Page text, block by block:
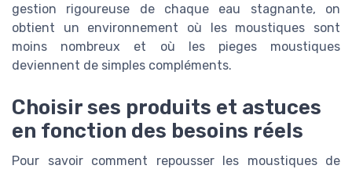
gestion rigoureuse de chaque eau stagnante, on
obtient un environnement où les moustiques sont
moins nombreux et où les pieges moustiques
deviennent de simples compléments.
Choisir ses produits et astuces
en fonction des besoins réels
Pour savoir comment repousser les moustiques de